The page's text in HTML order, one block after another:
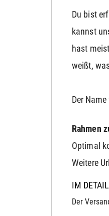
Du bist
kannst
hast
weißt,
Der
Rahmen
Optimal
Weitere
IM
Der